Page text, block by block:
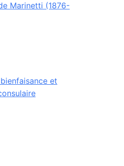
Marinetti (1876-
et